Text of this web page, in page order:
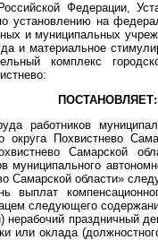
Федерации,
установлению на
и муниципальных
и материальное
комплекс
ПОСТАНОВЛЯЕТ:
работников
округа Похвистнево
Самарской
муниципального
Самарской области»
выплат
следующего
праздничный
или оклада